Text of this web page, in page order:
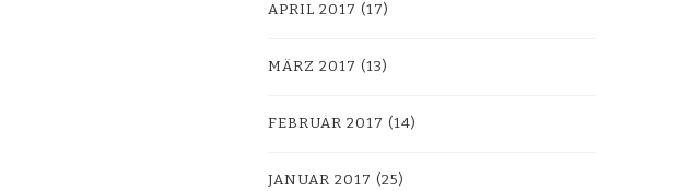
APRIL 2017 (17)
MÄRZ 2017 (13)
FEBRUAR 2017 (14)
JANUAR 2017 (25)